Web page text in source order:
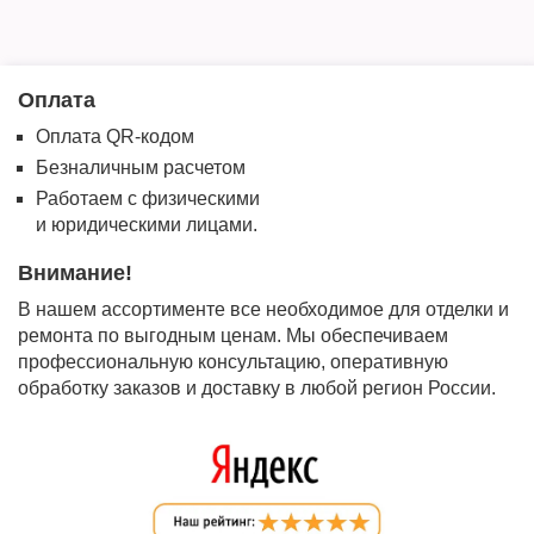
Оплата
Оплата QR-кодом
Безналичным расчетом
Работаем с физическими
и юридическими лицами.
Внимание!
В нашем ассортименте все необходимое для отделки и
ремонта по выгодным ценам. Мы обеспечиваем
профессиональную консультацию, оперативную
обработку заказов и доставку в любой регион России.